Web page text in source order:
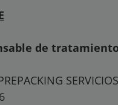
de